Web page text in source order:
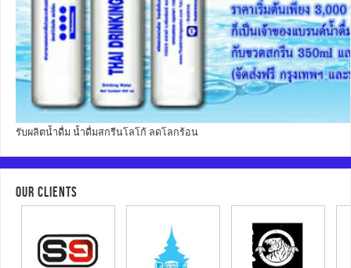
รับผลิตน้ำดื่ม น้ำดื่มสกรีนโลโก้ ลดโลกร้อน
OUR CLIENTS